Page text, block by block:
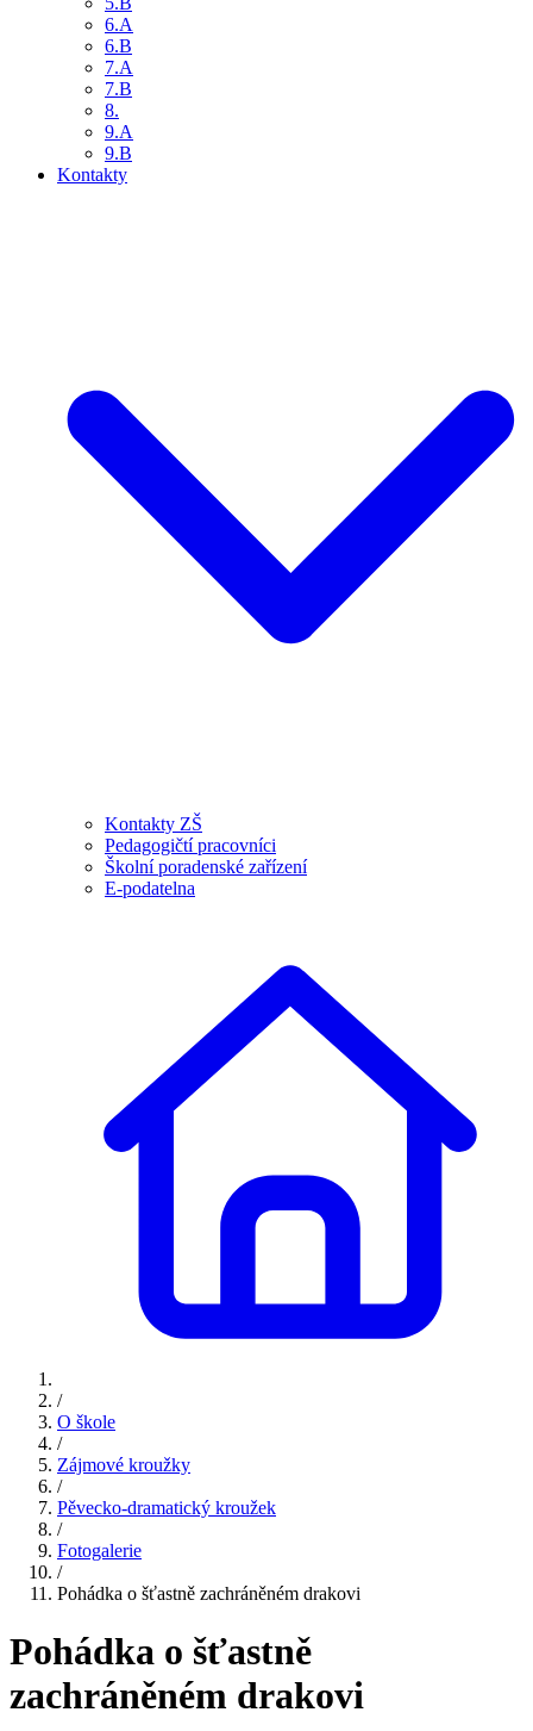
6.A
6.B
7.A
7.B
8.
9.A
9.B
Kontakty
Kontakty ZŠ
Pedagogičtí pracovníci
Školní poradenské zařízení
E-podatelna
/
O škole
/
Zájmové kroužky
/
Pěvecko-dramatický kroužek
/
Fotogalerie
/
Pohádka o šťastně zachráněném drakovi
Pohádka o šťastně
zachráněném drakovi